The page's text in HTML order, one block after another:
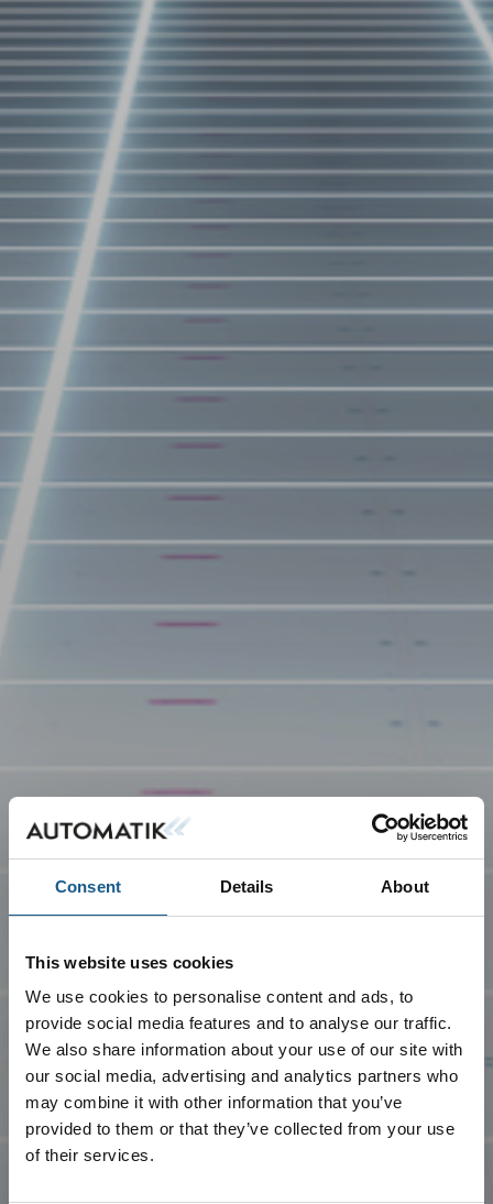
Consent Details About
This website uses cookies
We use cookies to personalise content and ads, to
provide social media features and to analyse our traffic.
We also share information about your use of our site with
our social media, advertising and analytics partners who
may combine it with other information that you’ve
provided to them or that they’ve collected from your use
of their services.